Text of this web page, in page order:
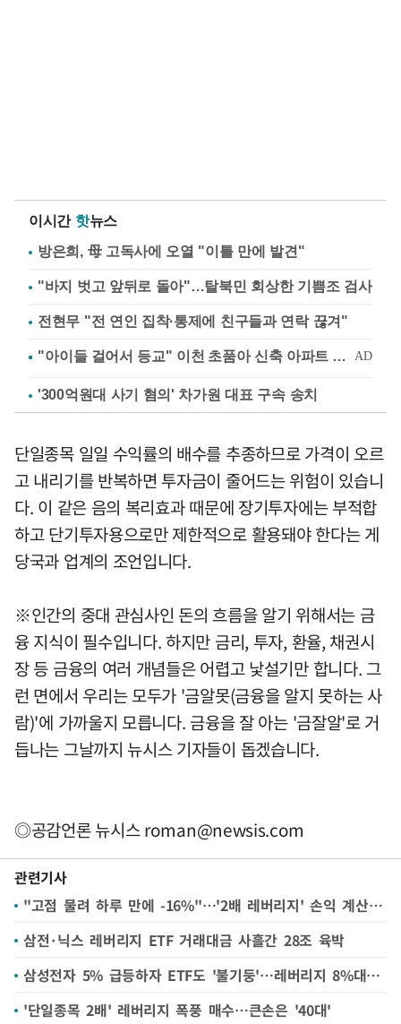
이시간 핫뉴스
방은희, 母 고독사에 오열 "이틀 만에 발견"
"바지 벗고 앞뒤로 돌아"…탈북민 회상한 기쁨조 검사
전현무 "전 연인 집착·통제에 친구들과 연락 끊겨"
'300억원대 사기 혐의' 차가원 대표 구속 송치
단일종목 일일 수익률의 배수를 추종하므로 가격이 오르
고 내리기를 반복하면 투자금이 줄어드는 위험이 있습니
다. 이 같은 음의 복리효과 때문에 장기투자에는 부적합
하고 단기투자용으로만 제한적으로 활용돼야 한다는 게
당국과 업계의 조언입니다.
※인간의 중대 관심사인 돈의 흐름을 알기 위해서는 금
융 지식이 필수입니다. 하지만 금리, 투자, 환율, 채권시
장 등 금융의 여러 개념들은 어렵고 낯설기만 합니다. 그
런 면에서 우리는 모두가 '금알못(금융을 알지 못하는 사
람)'에 가까울지 모릅니다. 금융을 잘 아는 '금잘알'로 거
듭나는 그날까지 뉴시스 기자들이 돕겠습니다.
◎공감언론 뉴시스roman@newsis.com
관련기사
"고점 물려 하루 만에 -16%"…'2배 레버리지' 손익 계산서 보니
삼전·닉스 레버리지 ETF 거래대금 사흘간 28조 육박
삼성전자 5% 급등하자 ETF도 '불기둥'…레버리지 8%대 강세
'단일종목 2배' 레버리지 폭풍 매수…큰손은 '40대'